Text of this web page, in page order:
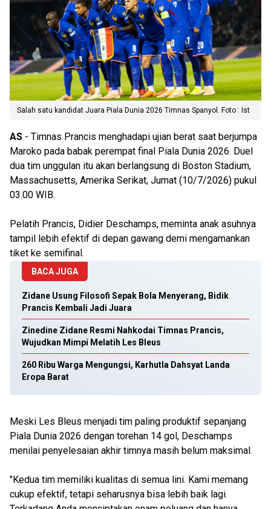
Salah satu kandidat Juara Piala Dunia 2026 Timnas Spanyol. Foto : Ist
AS - Timnas Prancis menghadapi ujian berat saat berjumpa
Maroko pada babak perempat final Piala Dunia 2026. Duel
dua tim unggulan itu akan berlangsung di Boston Stadium,
Massachusetts, Amerika Serikat, Jumat (10/7/2026) pukul
03.00 WIB.
Pelatih Prancis, Didier Deschamps, meminta anak asuhnya
tampil lebih efektif di depan gawang demi mengamankan
tiket ke semifinal.
BACA JUGA
Zidane Usung Filosofi Sepak Bola Menyerang, Bidik
Prancis Kembali Jadi Juara
Zinedine Zidane Resmi Nahkodai Timnas Prancis,
Wujudkan Mimpi Melatih Les Bleus
260 Ribu Warga Mengungsi, Karhutla Dahsyat Landa
Eropa Barat
Meski Les Bleus menjadi tim paling produktif sepanjang
Piala Dunia 2026 dengan torehan 14 gol, Deschamps
menilai penyelesaian akhir timnya masih belum maksimal.
"Kedua tim memiliki kualitas di semua lini. Kami memang
cukup efektif, tetapi seharusnya bisa lebih baik lagi.